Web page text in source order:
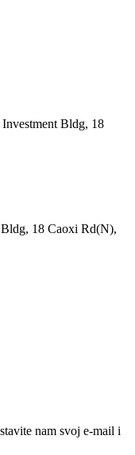
Bldg, 18
18 Caoxi Rd(N),
nam svoj e-mail i